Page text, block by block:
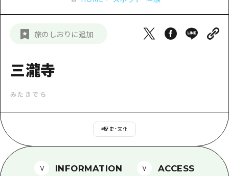
ナイトライフ
備北
芸北
日帰り
山口県東部
アクセス
HIROSHIMA FREE Wi-Fi
観光案内所
広島県を訪れる外国人旅行者向け情報一
新着情報
事業者・学校関係者の皆さま
旅のしおりに追加
三瀧寺
みたきでら
#歴史・文化
INFORMATION ACCESS